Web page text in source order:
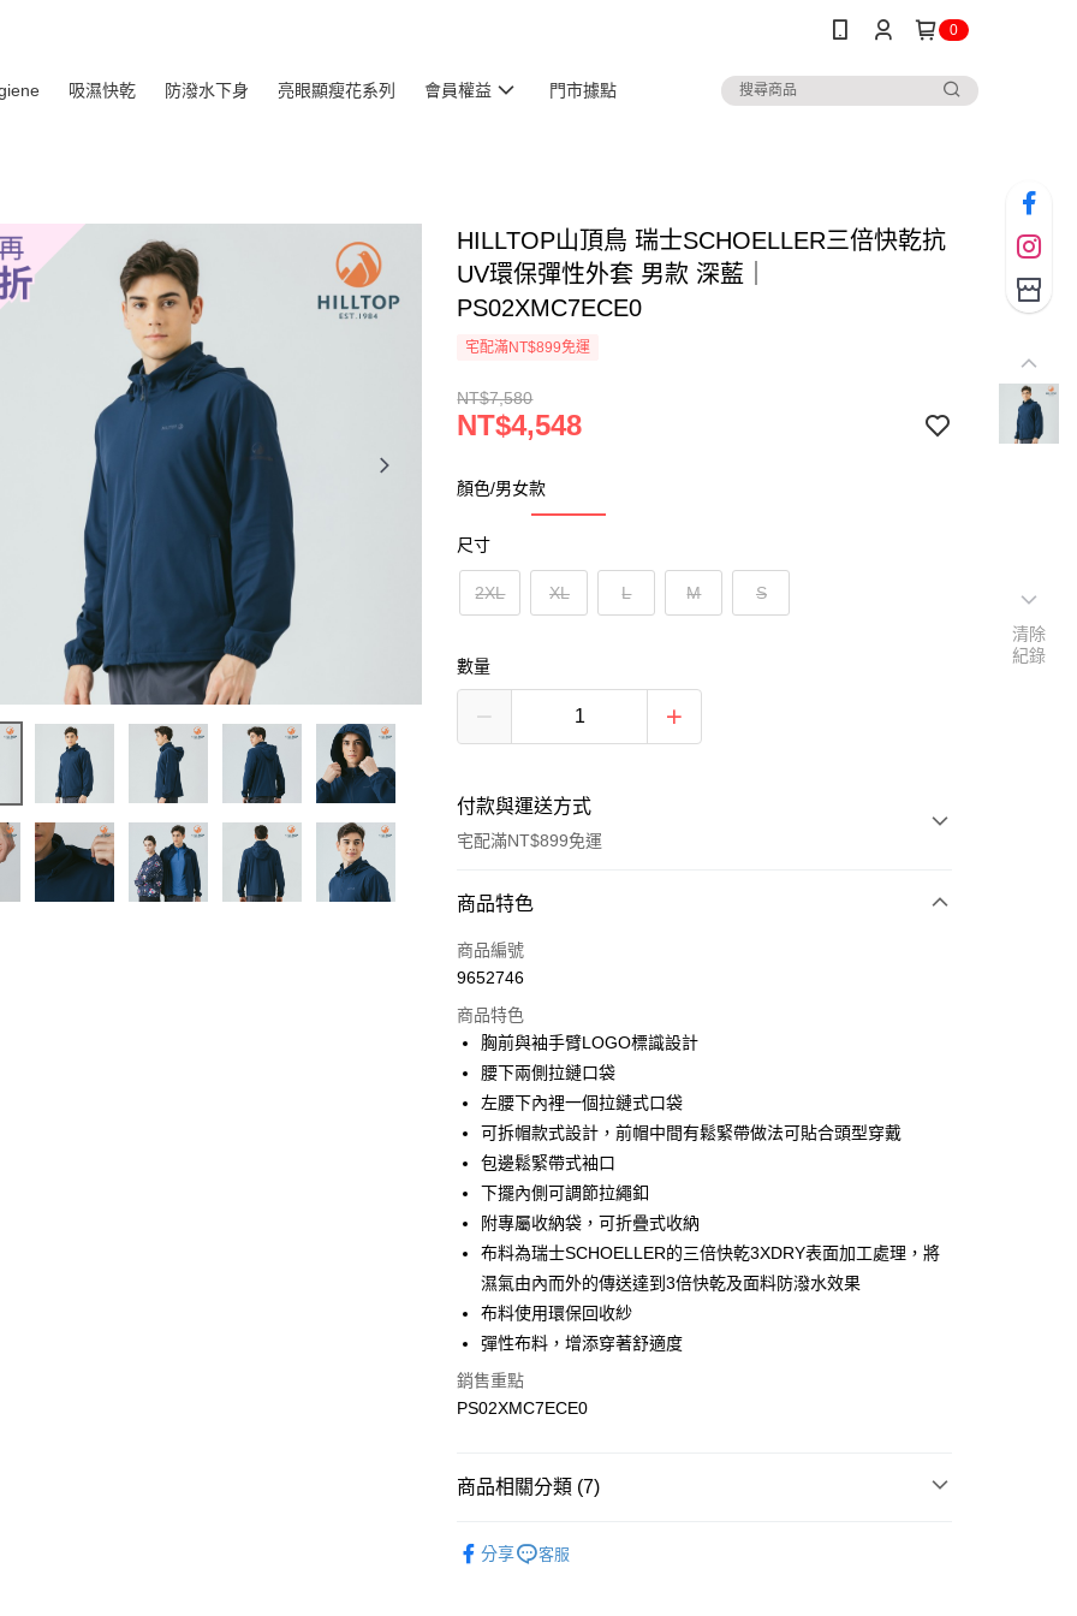
0
吸濕快乾 防潑水下身 亮眼顯瘦花系列 會員權益 門市據點
HILLTOP山頂鳥 瑞士SCHOELLER三倍快乾抗
UV環保彈性外套 男款 深藍｜
PS02XMC7ECE0
宅配滿NT$899免運
NT$7,580
NT$4,548
顏色/男女款
尺寸
2XL XL L M S
數量
付款與運送方式
宅配滿NT$899免運
付款方式
信用卡一次付款
Apple Pay
悠遊付
Google Pay
運送方式
宅配
每筆NT$90，滿NT$899(含以上)免運費
宅配(離島)
每筆NT$399，滿NT$18,000(含以上)免運費
商品特色
商品編號
9652746
商品特色
胸前與袖手臂LOGO標識設計
腰下兩側拉鏈口袋
左腰下內裡一個拉鏈式口袋
可拆帽款式設計，前帽中間有鬆緊帶做法可貼合頭型穿戴
包邊鬆緊帶式袖口
下擺內側可調節拉繩釦
附專屬收納袋，可折疊式收納
布料為瑞士SCHOELLER的三倍快乾3XDRY表面加工處理，將
濕氣由內而外的傳送達到3倍快乾及面料防潑水效果
布料使用環保回收紗
彈性布料，增添穿著舒適度
銷售重點
PS02XMC7ECE0
商品相關分類 (7)
分享 客服
清除
紀錄